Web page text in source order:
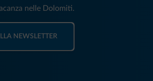
nelle Dolomiti.
NEWSLETTER